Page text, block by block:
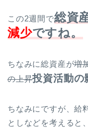
この2週間で総資
減少ですね。
ちなみに総資産が増
の上昇投資活動の
ちなみにですが、給
としなどを考えると